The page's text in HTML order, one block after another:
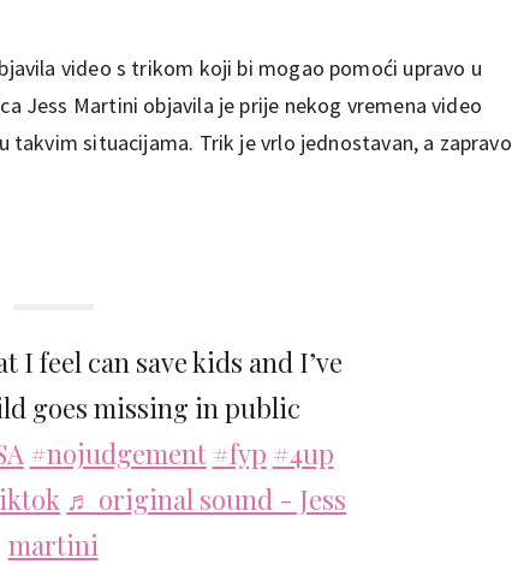
video s trikom koji bi mogao pomoći upravo u
Jess Martini objavila je prije nekog vremena video
situacijama. Trik je vrlo jednostavan, a zapravo
I feel can save kids and I’ve
goes missing in public
#nojudgement #fyp #4up
♬ original sound - Jess
martini